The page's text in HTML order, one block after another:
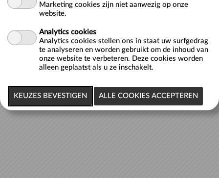
1 Items per pagina:
Onze privacyverklaring is terug te vinden via de websiteaalst.be.
Cookies policy v.8.5.2.1
Marketing cookies zijn niet aanwezig op onze
website.
Analytics cookies
Analytics cookies stellen ons in staat uw surfgedrag
te analyseren en worden gebruikt om de inhoud van
onze website te verbeteren. Deze cookies worden
alleen geplaatst als u ze inschakelt.